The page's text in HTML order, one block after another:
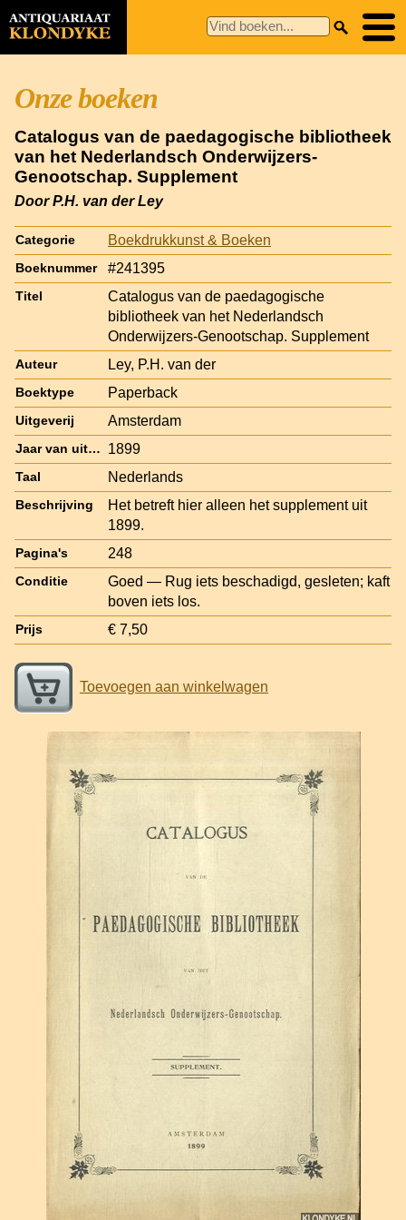
Onze boeken
Catalogus van de paedagogische bibliotheek
van het Nederlandsch Onderwijzers-
Genootschap. Supplement
Door P.H. van der Ley
Categorie Boekdrukkunst & Boeken
Boeknummer #241395
Titel
Catalogus van de paedagogische
bibliotheek van het Nederlandsch
Onderwijzers-Genootschap. Supplement
Auteur Ley, P.H. van der
Boektype Paperback
Uitgeverij Amsterdam
Jaar van uitgave 1899
Taal Nederlands
Beschrijving
Het betreft hier alleen het supplement uit
1899.
Pagina's 248
Conditie
Goed — Rug iets beschadigd, gesleten; kaft
boven iets los.
Prijs € 7,50
Toevoegen aan winkelwagen